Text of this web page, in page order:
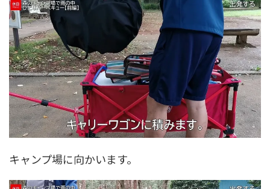
キャンプ場に向かいます。